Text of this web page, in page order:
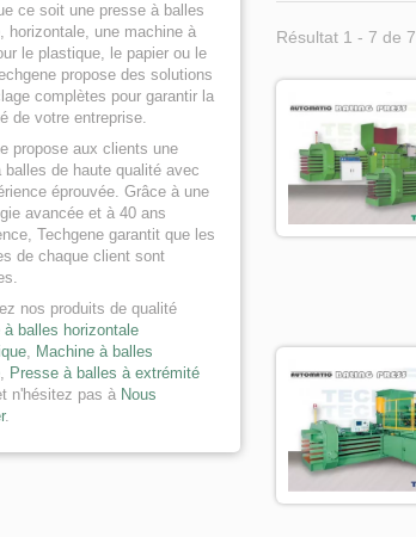
ce soit une presse à balles
horizontale, une machine à
le plastique, le papier ou le
propose des solutions
complètes pour garantir la
de votre entreprise.
propose aux clients une
balles de haute qualité avec
éprouvée. Grâce à une
avancée et à 40 ans
Techgene garantit que les
de chaque client sont
nos produits de qualité
à balles horizontale
, Machine à balles
, Presse à balles à extrémité
n'hésitez pas à Nous
.
Résultat 1 - 7 de 7